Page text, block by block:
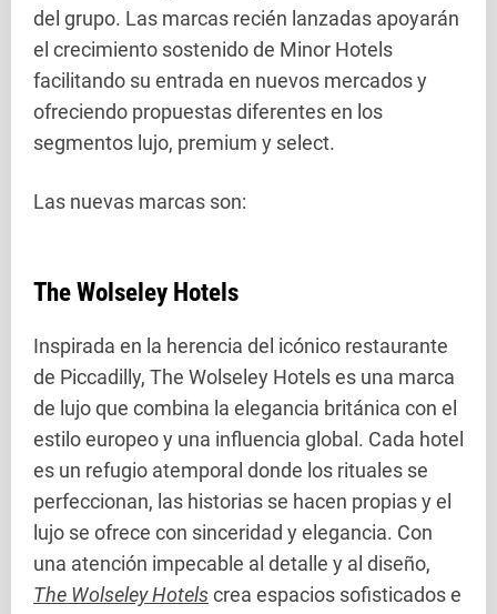
del grupo. Las marcas recién lanzadas apoyarán
el crecimiento sostenido de Minor Hotels
facilitando su entrada en nuevos mercados y
ofreciendo propuestas diferentes en los
segmentos lujo, premium y select.
Las nuevas marcas son:
The Wolseley Hotels
Inspirada en la herencia del icónico restaurante
de Piccadilly, The Wolseley Hotels es una marca
de lujo que combina la elegancia británica con el
estilo europeo y una influencia global. Cada hotel
es un refugio atemporal donde los rituales se
perfeccionan, las historias se hacen propias y el
lujo se ofrece con sinceridad y elegancia. Con
una atención impecable al detalle y al diseño,
The Wolseley Hotelscrea espacios sofisticados e